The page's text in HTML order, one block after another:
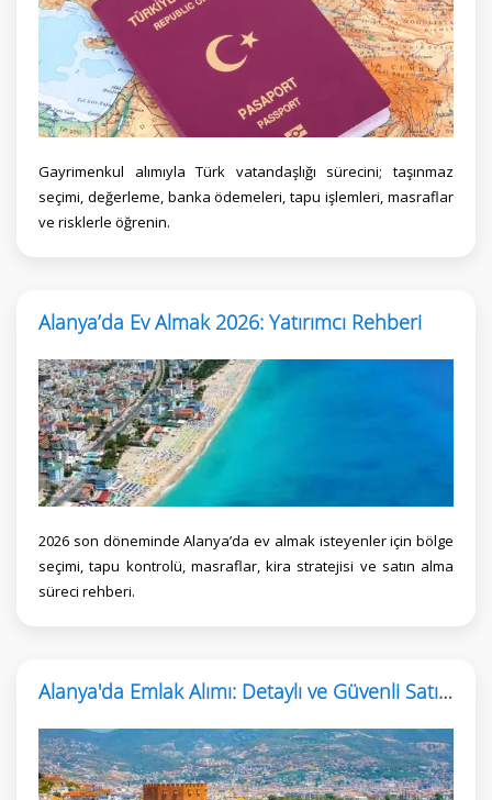
Gayrimenkul alımıyla Türk vatandaşlığı sürecini; taşınmaz
seçimi, değerleme, banka ödemeleri, tapu işlemleri, masraflar
ve risklerle öğrenin.
Alanya’da Ev Almak 2026: Yatırımcı Rehberi
2026 son döneminde Alanya’da ev almak isteyenler için bölge
seçimi, tapu kontrolü, masraflar, kira stratejisi ve satın alma
süreci rehberi.
Alanya'da Emlak Alımı: Detaylı ve Güvenli Satın Alma Rehberi